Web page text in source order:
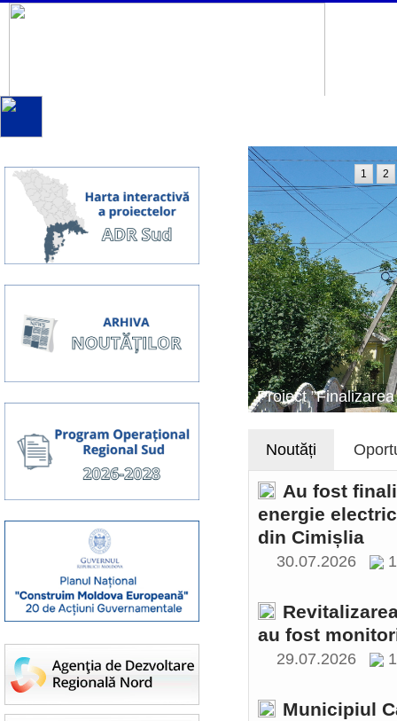
Proiect
1 2
Noutăți
Au fost
energie
din Cimișlia
30.07.2026
au fost
29.07.2026
Municipiul